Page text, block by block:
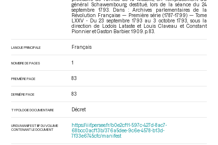
général Schawembourg, destitué, lors de la séance du 24
septembre 1793. Dans : Archives parlementaires de la
Révolution Française — Première série (1787-1799) — Tome
LXXV - Du 23 septembre 1793 au 3 octobre 1793
, sous la
direction de Lodoïs Lataste et Louis Claveau et Constant
Pionnier et Gaston Barbier. 1909. p. 83.
LANGUE PRINCIPALE Français
NOMBRE DE PAGES 1
PREMIÈRE PAGE 83
DERNIÈRE PAGE 83
TYPOLOGIE DOCUMENTAIRE Décret
URI DU MANIFEST IIIF DU VOLUME
CONTENANT LE DOCUMENT
https://iiif.persee.fr/b0e2cf11-597c-427d-8ac7-
68bcc0acf13b/376a5dee-9c6e-4578-b13d-
7f33e6745cfc/manifest